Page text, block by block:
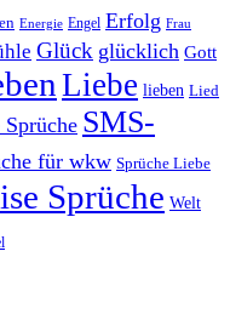
Energie Engel Erfolg Frau
Glück glücklich Gott
Liebe lieben Lied
Sprüche SMS-
für wkw Sprüche Liebe
Sprüche Welt